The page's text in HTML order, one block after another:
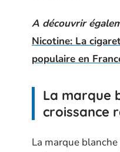
A découvrir
Nicotine: La
populaire en
La marque
croissance
La marque